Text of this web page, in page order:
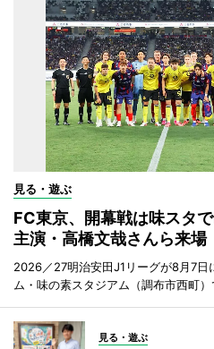
見る・遊ぶ
FC東京、開幕戦は味スタ
主演・高橋文哉さんら来場
2026／27明治安田J1リーグが8月7日
ム・味の素スタジアム（調布市西町
見る・遊ぶ